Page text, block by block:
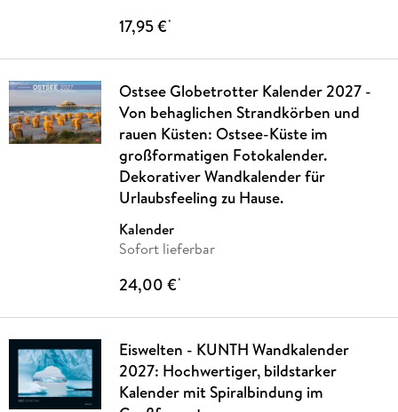
17,95 €*
Ostsee Globetrotter Kalender 2027 -
Von behaglichen Strandkörben und
rauen Küsten: Ostsee-Küste im
großformatigen Fotokalender.
Dekorativer Wandkalender für
Urlaubsfeeling zu Hause.
Kalender
Sofort lieferbar
24,00 €*
Eiswelten - KUNTH Wandkalender
2027: Hochwertiger, bildstarker
Kalender mit Spiralbindung im